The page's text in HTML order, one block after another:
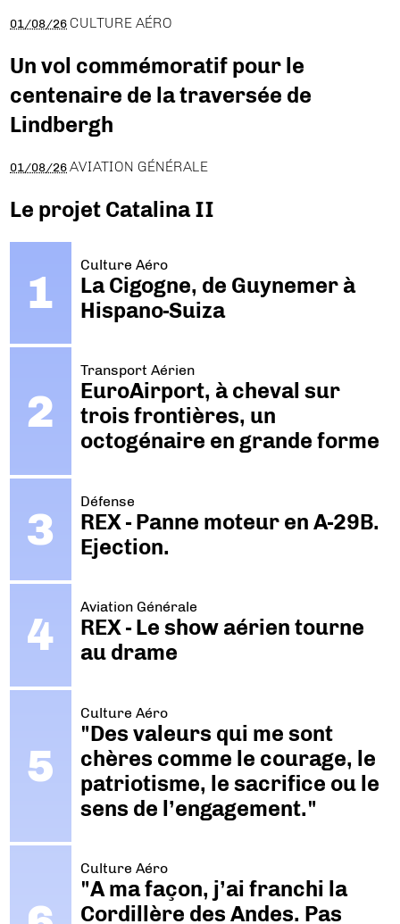
01/08/26 CULTURE AÉRO
Un vol commémoratif pour le
centenaire de la traversée de
Lindbergh
01/08/26 AVIATION GÉNÉRALE
Le projet Catalina II
Culture Aéro
La Cigogne, de Guynemer à
Hispano-Suiza
Transport Aérien
EuroAirport, à cheval sur
trois frontières, un
octogénaire en grande forme
Défense
REX - Panne moteur en A-29B.
Ejection.
Aviation Générale
REX - Le show aérien tourne
au drame
Culture Aéro
"Des valeurs qui me sont
chères comme le courage, le
patriotisme, le sacrifice ou le
sens de l’engagement."
Culture Aéro
"A ma façon, j’ai franchi la
Cordillère des Andes. Pas